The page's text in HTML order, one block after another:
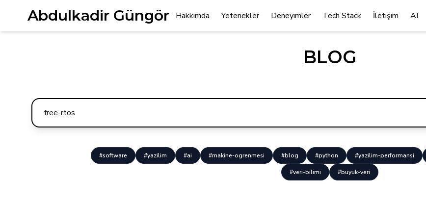
Abdulkadir Güngör Hakkımda Yetenekler Deneyimler Tech Stack İletişim AI
BLOG
#software #yazilim #ai #makine-ogrenmesi #blog #python #yazilim-performansi
#veri-bilimi #buyuk-veri